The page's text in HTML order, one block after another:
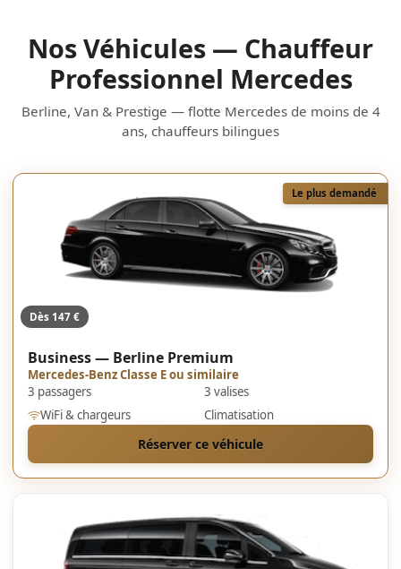
Nos Véhicules — Chauffeur
Professionnel Mercedes
Berline, Van & Prestige — flotte Mercedes de moins de 4
ans, chauffeurs bilingues
Le plus demandé
Dès 147 €
Business — Berline Premium
Mercedes-Benz Classe E ou similaire
3 passagers
3 valises
WiFi & chargeurs
Climatisation
Réserver ce véhicule